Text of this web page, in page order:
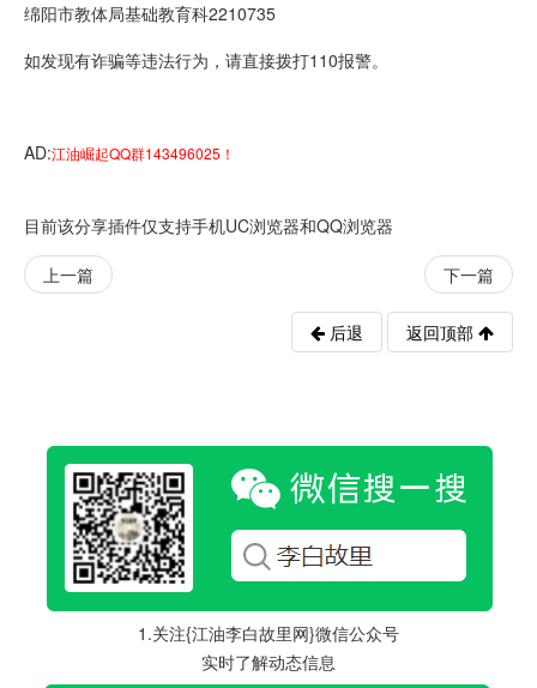
绵阳市教体局基础教育科2210735
如发现有诈骗等违法行为，请直接拨打110报警。
AD:江油崛起QQ群143496025！
目前该分享插件仅支持手机UC浏览器和QQ浏览器
上一篇 下一篇
后退 返回顶部
1.关注{江油李白故里网}微信公众号
实时了解动态信息